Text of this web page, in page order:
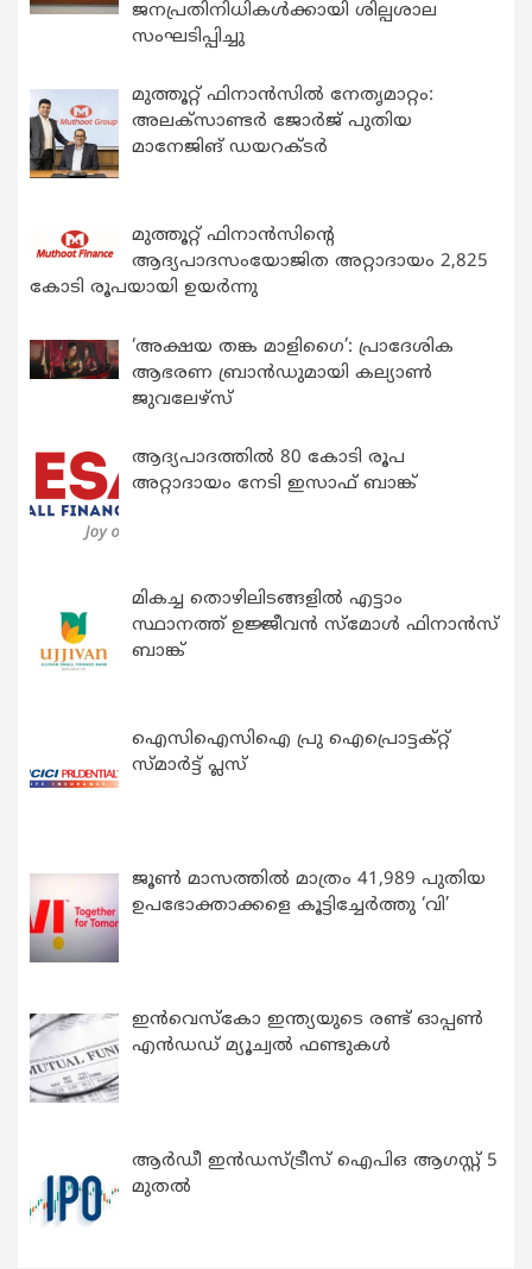
ജനപ്രതിനിധികൾക്കായി ശില്പശാല
സംഘടിപ്പിച്ചു
മുത്തൂറ്റ് ഫിനാൻസിൽ നേതൃമാറ്റം:
അലക്സാണ്ടർ ജോർജ് പുതിയ
മാനേജിങ് ഡയറക്ടർ
മുത്തൂറ്റ് ഫിനാൻസിന്റെ
ആദ്യപാദസംയോജിത അറ്റാദായം 2,825
കോടി രൂപയായി ഉയർന്നു
‘അക്ഷയ തങ്ക മാളിഗൈ’: പ്രാദേശിക
ആഭരണ ബ്രാന്‍ഡുമായി കല്യാണ്‍
ജുവലേഴ്‌സ്
ആദ്യപാദത്തിൽ 80 കോടി രൂപ
അറ്റാദായം നേടി ഇസാഫ് ബാങ്ക്
മികച്ച തൊഴിലിടങ്ങളിൽ എട്ടാം
സ്ഥാനത്ത് ഉജ്ജീവൻ സ്മോൾ ഫിനാൻസ്
ബാങ്ക്
ഐസിഐസിഐ പ്രു ഐപ്രൊട്ടക്റ്റ്
സ്മാർട്ട് പ്ലസ്
ജൂൺ മാസത്തിൽ മാത്രം 41,989 പുതിയ
ഉപഭോക്താക്കളെ കൂട്ടിച്ചേർത്തു ‘വി’
ഇന്‍വെസ്കോ ഇന്ത്യയുടെ രണ്ട് ഓപ്പണ്‍
എന്‍ഡഡ് മ്യൂച്വല്‍ ഫണ്ടുകള്‍
ആർഡീ ഇൻഡസ്ട്രീസ് ഐപിഒ ആഗസ്റ്റ് 5
മുതൽ